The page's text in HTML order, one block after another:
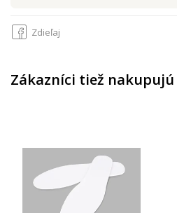
Zdieľaj
Zákazníci tiež nakupujú